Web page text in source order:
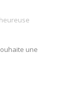
une